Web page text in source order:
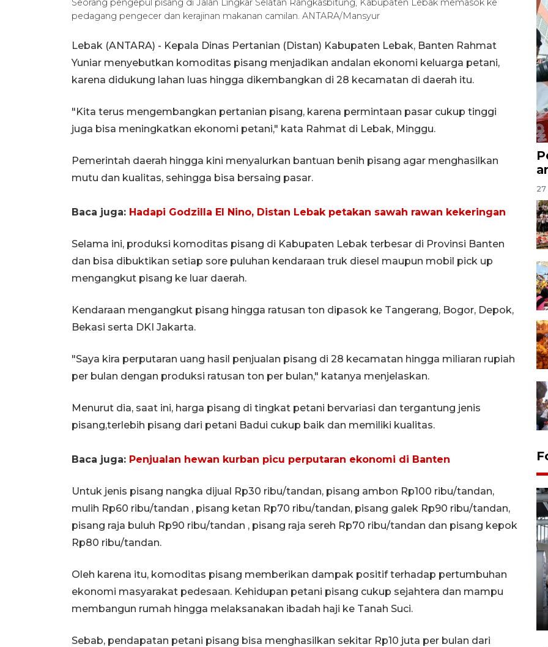
Seorang pengepul pisang di Jalan Lingkar Selatan Rangkasbitung, Kabupaten Lebak memasok ke
pedagang pengecer dan kerajinan makanan camilan. ANTARA/Mansyur
Lebak (ANTARA) - Kepala Dinas Pertanian (Distan) Kabupaten Lebak, Banten Rahmat
Yuniar menyebutkan komoditas pisang menjadikan andalan ekonomi keluarga petani,
karena didukung lahan luas hingga dikembangkan di 28 kecamatan di daerah itu.
"Kita terus mengembangkan pertanian pisang, karena permintaan pasar cukup tinggi
juga bisa meningkatkan ekonomi petani," kata Rahmat di Lebak, Minggu.
Pemerintah daerah hingga kini menyalurkan bantuan benih pisang agar menghasilkan
mutu dan kualitas, sehingga bisa bersaing pasar.
Baca juga: Hadapi Godzilla El Nino, Distan Lebak petakan sawah rawan kekeringan
Selama ini, produksi komoditas pisang di Kabupaten Lebak terbesar di Provinsi Banten
dan bisa dibuktikan setiap sore puluhan kendaraan truk diesel maupun mobil pick up
mengangkut pisang ke luar daerah.
Kendaraan mengangkut pisang hingga ratusan ton dipasok ke Tangerang, Bogor, Depok,
Bekasi serta DKI Jakarta.
"Saya kira perputaran uang hasil penjualan pisang di 28 kecamatan hingga miliaran rupiah
per bulan dengan produksi ratusan ton per bulan," katanya menjelaskan.
Menurut dia, saat ini, harga pisang di tingkat petani bervariasi dan tergantung jenis
pisang,terlebih pisang dari petani Badui cukup baik dan memiliki kualitas.
Baca juga: Penjualan hewan kurban picu perputaran ekonomi di Banten
Untuk jenis pisang nangka dijual Rp30 ribu/tandan, pisang ambon Rp100 ribu/tandan,
mulih Rp60 ribu/tandan , pisang ketan Rp70 ribu/tandan, pisang galek Rp90 ribu/tandan,
pisang raja buluh Rp90 ribu/tandan , pisang raja sereh Rp70 ribu/tandan dan pisang kepok
Rp80 ribu/tandan.
Oleh karena itu, komoditas pisang memberikan dampak positif terhadap pertumbuhan
ekonomi masyarakat pedesaan. Kehidupan petani pisang cukup sejahtera dan mampu
membangun rumah hingga melaksanakan ibadah haji ke Tanah Suci.
Sebab, pendapatan petani pisang bisa menghasilkan sekitar Rp10 juta per bulan dari
27
Kunjungan Lebaran di Rutan
Kelas IIB Serang
22 Maret 2026 21:26